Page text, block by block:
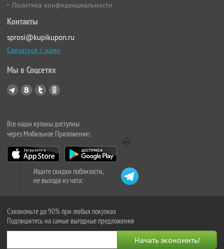
Политика конфиденциальности
Контакты
sprosi@kupikupon.ru
Связаться с нами
Мы в Соцсетях
Все наши купоны доступны
через Мобильное Приложение:
Ищите скидки поблизости,
не выходя из чата:
Сэкономьте до 90% при любых покупках
Подпишитесь на самые выгодные предложения